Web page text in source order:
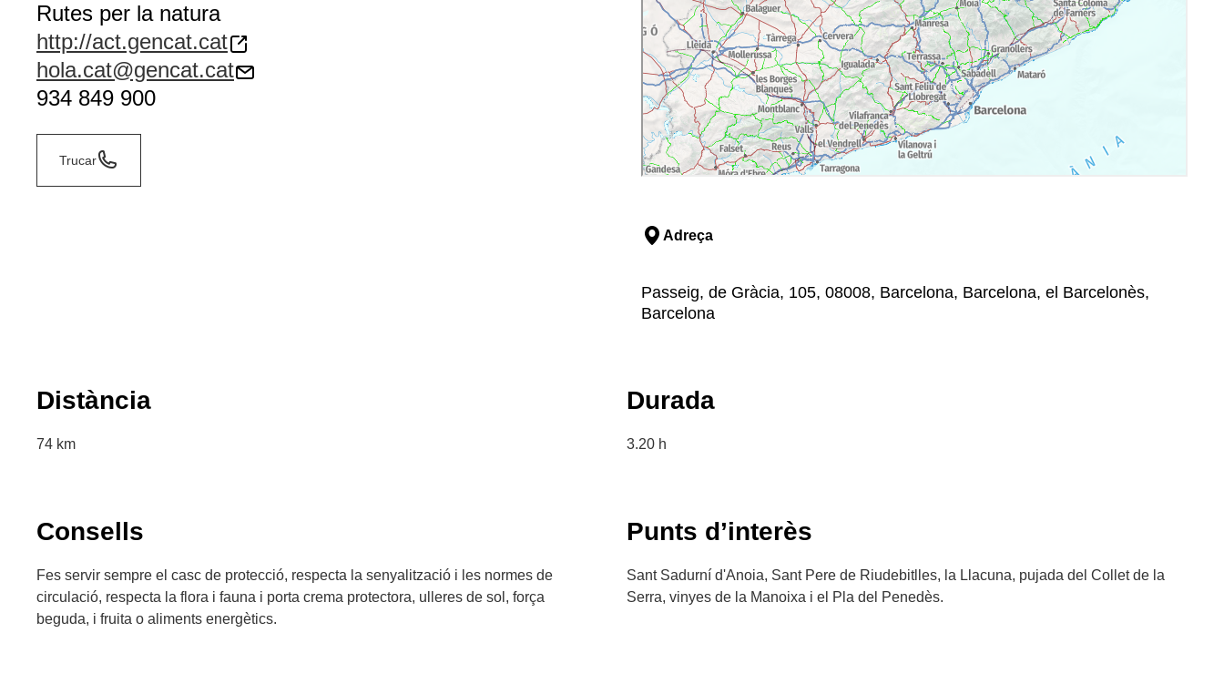
Rutes per la natura
http://act.gencat.cat
hola.cat@gencat.cat
934 849 900
Trucar
Adreça
Passeig, de Gràcia, 105, 08008, Barcelona, Barcelona, el Barcelonès,
Barcelona
Distància
74 km
Durada
3.20 h
Consells
Fes servir sempre el casc de protecció, respecta la senyalització i les normes de
circulació, respecta la flora i fauna i porta crema protectora, ulleres de sol, força
beguda, i fruita o aliments energètics.
Punts d’interès
Sant Sadurní d'Anoia, Sant Pere de Riudebitlles, la Llacuna, pujada del Collet de la
Serra, vinyes de la Manoixa i el Pla del Penedès.